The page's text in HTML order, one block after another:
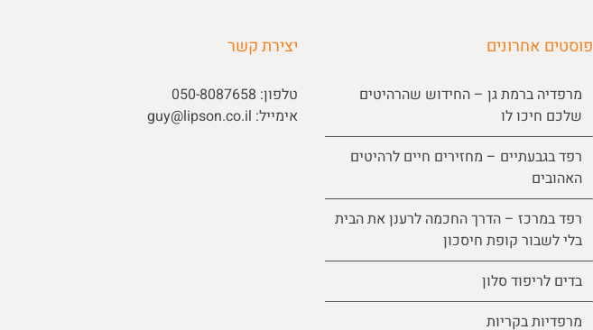
פוסטים אחרונים
מרפדיה ברמת גן – החידוש שהרהיטים
שלכם חיכו לו
רפד בגבעתיים – מחזירים חיים לרהיטים
האהובים
רפד במרכז – הדרך החכמה לרענן את הבית
בלי לשבור קופת חיסכון
בדים לריפוד סלון
מרפדיות בקריות
יצירת קשר
טלפון: 050-8087658
אימייל: guy@lipson.co.il